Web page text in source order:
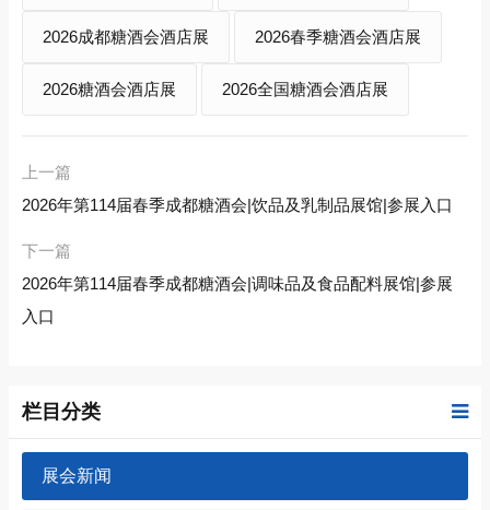
2026成都糖酒会酒店展 2026春季糖酒会酒店展
2026糖酒会酒店展 2026全国糖酒会酒店展
上一篇
2026年第114届春季成都糖酒会|饮品及乳制品展馆|参展入口
下一篇
2026年第114届春季成都糖酒会|调味品及食品配料展馆|参展
入口
栏目分类
展会新闻